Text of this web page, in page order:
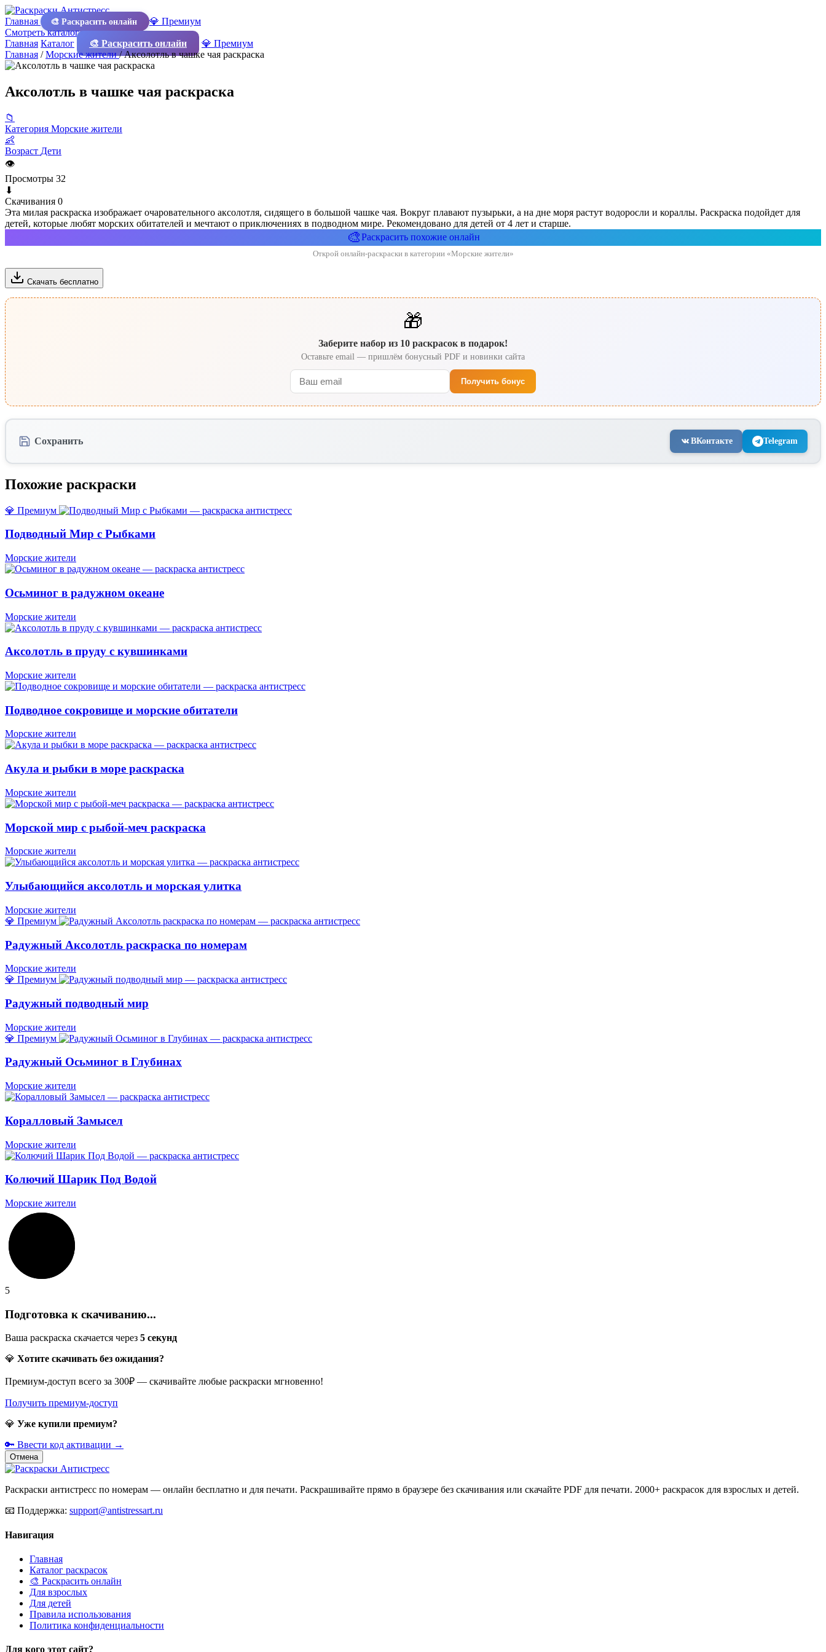
Главная 🎨 Раскрасить онлайн
💎 Премиум
Смотреть каталог
Главная Каталог 🎨 Раскрасить онлайн
💎 Премиум
Главная /Морские жители/Аксолотль в чашке чая раскраска
Аксолотль в чашке чая раскраска
📁
Категория Морские жители
👶
Возраст Дети
👁
Просмотры 32
⬇
Скачивания 0
Эта милая раскраска изображает очаровательного аксолотля, сидящего в большой чашке чая. Вокруг плавают пузырьки, а на дне моря растут водоросли и кораллы. Раскраска подойдет для
детей, которые любят морских обитателей и мечтают о приключениях в подводном мире. Рекомендовано для детей от 4 лет и старше.
🎨Раскрасить похожие онлайн
Открой онлайн-раскраски в категории «Морские жители»
Скачать бесплатно
🎁
Заберите набор из 10 раскрасок в подарок!
Оставьте email — пришлём бонусный PDF и новинки сайта
Получить бонус
Сохранить ВКонтакте Telegram
Похожие раскраски
💎 Премиум
Подводный Мир с Рыбками
Морские жители
Осьминог в радужном океане
Морские жители
Аксолотль в пруду с кувшинками
Морские жители
Подводное сокровище и морские обитатели
Морские жители
Акула и рыбки в море раскраска
Морские жители
Морской мир с рыбой-меч раскраска
Морские жители
Улыбающийся аксолотль и морская улитка
Морские жители
💎 Премиум
Радужный Аксолотль раскраска по номерам
Морские жители
💎 Премиум
Радужный подводный мир
Морские жители
💎 Премиум
Радужный Осьминог в Глубинах
Морские жители
Коралловый Замысел
Морские жители
Колючий Шарик Под Водой
Морские жители
5
Подготовка к скачиванию...
Ваша раскраска скачается через 5 секунд
💎 Хотите скачивать без ожидания?
Премиум-доступ всего за 300₽ — скачивайте любые раскраски мгновенно!
Получить премиум-доступ
💎 Уже купили премиум?
🔑 Ввести код активации →
Отмена
Раскраски антистресс по номерам — онлайн бесплатно и для печати. Раскрашивайте прямо в браузере без скачивания или скачайте PDF для печати. 2000+ раскрасок для взрослых и детей.
📧 Поддержка: support@antistressart.ru
Навигация
Главная
Каталог раскрасок
🎨 Раскрасить онлайн
Для взрослых
Для детей
Правила использования
Политика конфиденциальности
Для кого этот сайт?